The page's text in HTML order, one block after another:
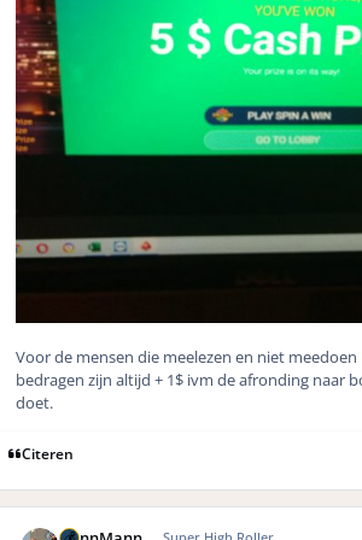
Voor de mensen die meelezen en niet meedoen
bedragen zijn altijd + 1$ ivm de afronding naar
doet.
Citeren